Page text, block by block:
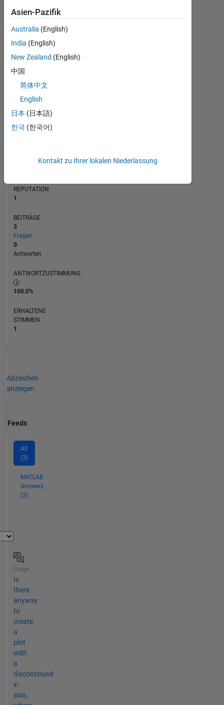
BEITRÄGE L
0
1
REPUTATION
1
BEITRÄGE
3
Fragen
0
Antworten
ANTWORTZUSTIMMUNG
100.0%
ERHALTENE
STIMMEN
1
Abzeichen
anzeigen
Feeds
All
(3)
MATLAB
Answers
(3)
Frage
Is
there
anyway
to
create
a
plot
with
a
discontinued
x-
axis,
Asien-Pazifik
Australia (English)
India (English)
New Zealand (English)
中国
简体中文
English
日本 (日本語)
한국 (한국어)
Kontakt zu Ihrer lokalen Niederlassung